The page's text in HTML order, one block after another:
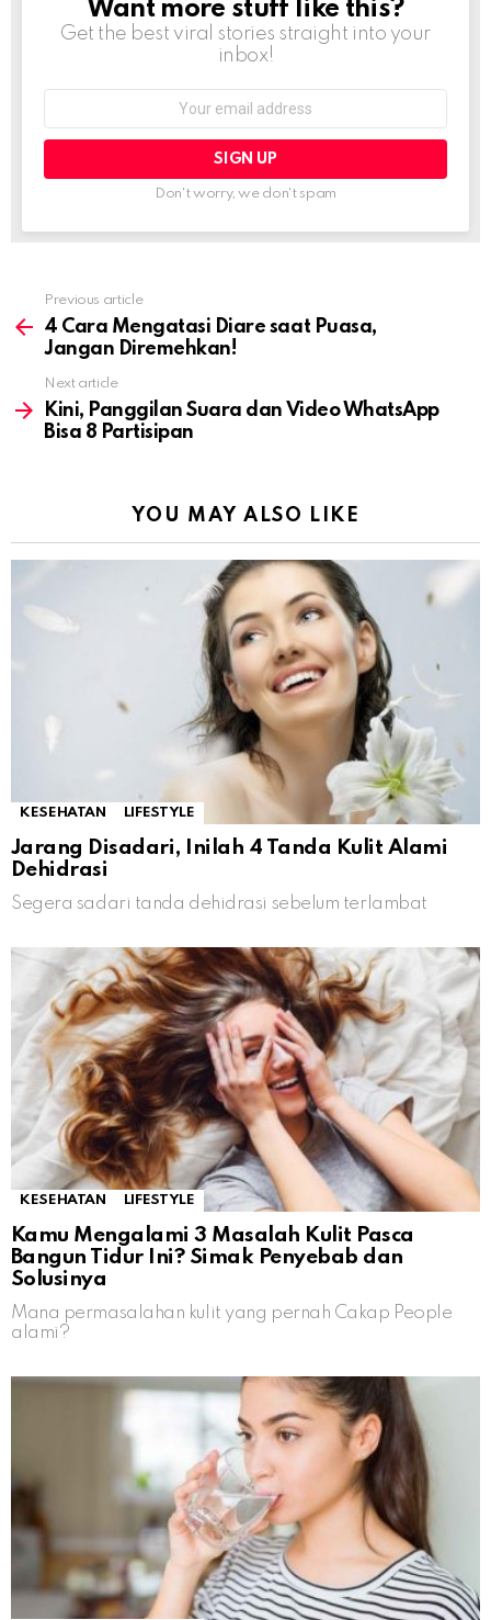
NEWSLETTER
Want more stuff like this?
Get the best viral stories straight into your
inbox!
Don't worry, we don't spam
more
Previous article
4 Cara Mengatasi Diare saat Puasa,
Jangan Diremehkan!
Next article
Kini, Panggilan Suara dan Video WhatsApp
Bisa 8 Partisipan
YOU MAY ALSO LIKE
KESEHATAN LIFESTYLE
Jarang Disadari, Inilah 4 Tanda Kulit Alami
Dehidrasi
Segera sadari tanda dehidrasi sebelum terlambat
KESEHATAN LIFESTYLE
Kamu Mengalami 3 Masalah Kulit Pasca
Bangun Tidur Ini? Simak Penyebab dan
Solusinya
Mana permasalahan kulit yang pernah Cakap People
alami?